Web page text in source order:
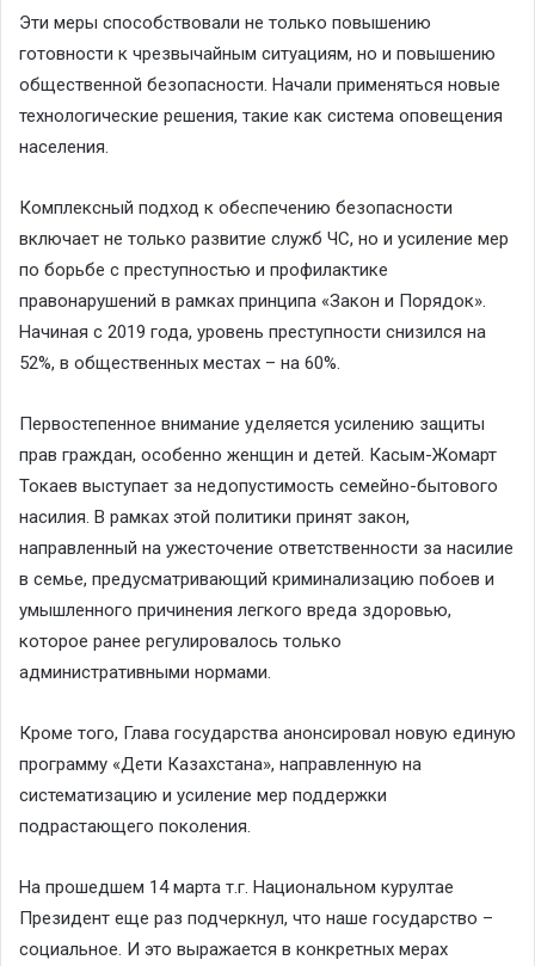
Эти меры способствовали не только повышению
готовности к чрезвычайным ситуациям, но и повышению
общественной безопасности. Начали применяться новые
технологические решения, такие как система оповещения
населения.
Комплексный подход к обеспечению безопасности
включает не только развитие служб ЧС, но и усиление мер
по борьбе с преступностью и профилактике
правонарушений в рамках принципа «Закон и Порядок».
Начиная с 2019 года, уровень преступности снизился на
52%, в общественных местах – на 60%.
Первостепенное внимание уделяется усилению защиты
прав граждан, особенно женщин и детей. Касым-Жомарт
Токаев выступает за недопустимость семейно-бытового
насилия. В рамках этой политики принят закон,
направленный на ужесточение ответственности за насилие
в семье, предусматривающий криминализацию побоев и
умышленного причинения легкого вреда здоровью,
которое ранее регулировалось только
административными нормами.
Кроме того, Глава государства анонсировал новую единую
программу «Дети Казахстана», направленную на
систематизацию и усиление мер поддержки
подрастающего поколения.
На прошедшем 14 марта т.г. Национальном курултае
Президент еще раз подчеркнул, что наше государство –
социальное. И это выражается в конкретных мерах